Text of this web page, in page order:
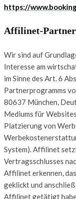
https://
Affilinet-
Wir sind auf
Interesse am
im Sinne des Art. 6
Partnerprogramms
80637 München,
Mediums für
Platzierung von
System). Affilinet
Vertragsschlusses
Affilinet erkennen,
geklickt und
Affilinet getätigt